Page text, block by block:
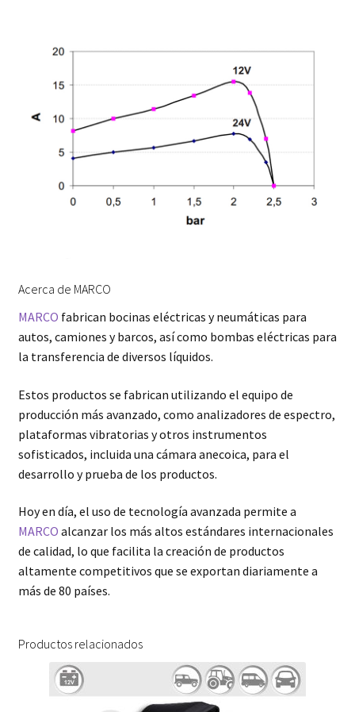
Acerca de MARCO
MARCO fabrican bocinas eléctricas y neumáticas para
autos, camiones y barcos, así como bombas eléctricas para
la transferencia de diversos líquidos.
Estos productos se fabrican utilizando el equipo de
producción más avanzado, como analizadores de espectro,
plataformas vibratorias y otros instrumentos
sofisticados, incluida una cámara anecoica, para el
desarrollo y prueba de los productos.
Hoy en día, el uso de tecnología avanzada permite a
MARCO alcanzar los más altos estándares internacionales
de calidad, lo que facilita la creación de productos
altamente competitivos que se exportan diariamente a
más de 80 países.
Productos relacionados